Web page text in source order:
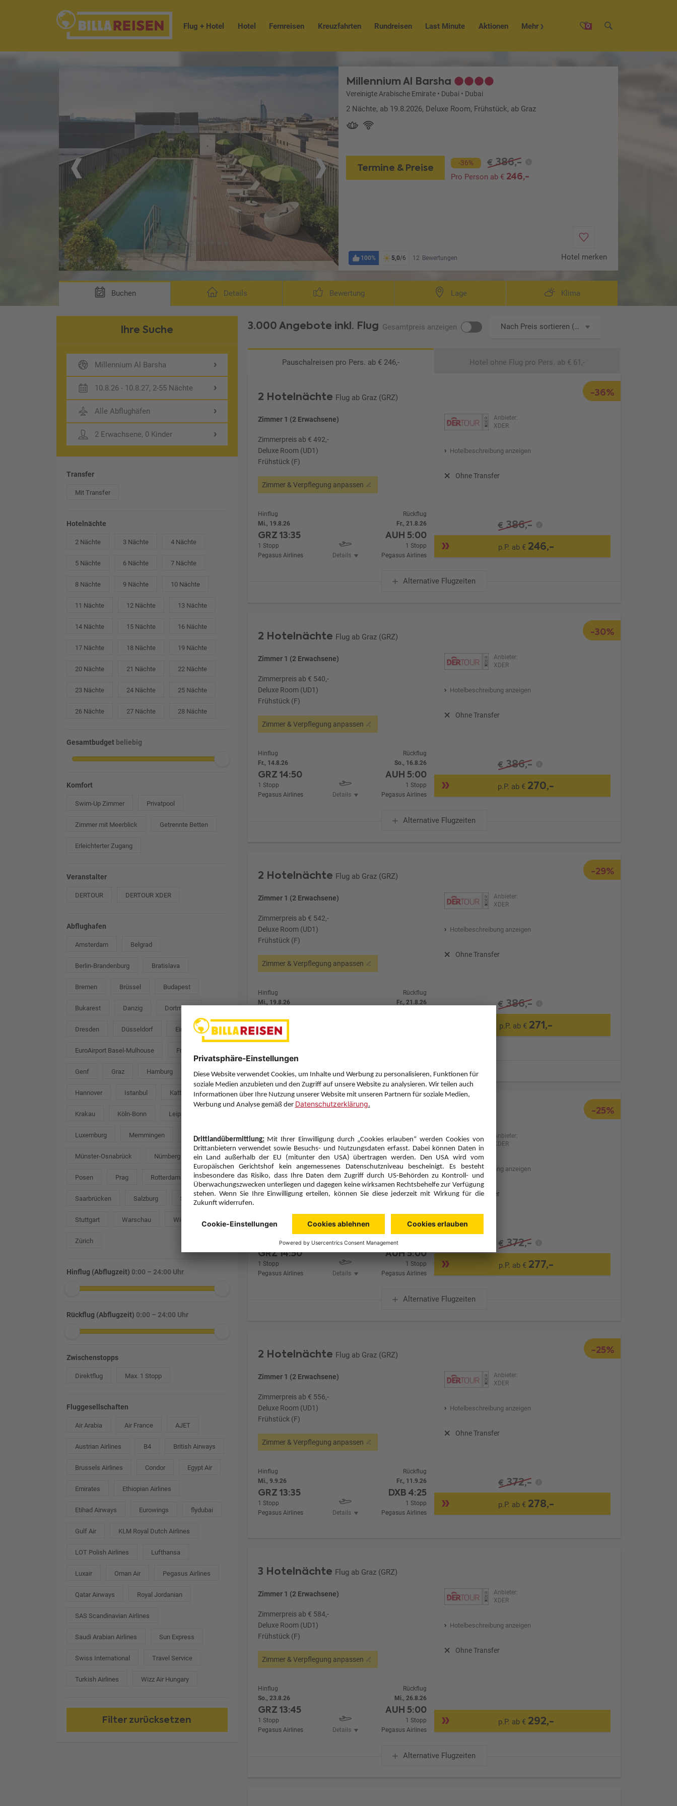
0
Flug + Hotel Hotel Fernreisen Kreuzfahrten Rundreisen Last Minute Aktionen Mehr
Millennium Al Barsha
Vereinigte Arabische Emirate • Dubai • Dubai
2 Nächte, ab 19.8.2026, Deluxe Room, Frühstück, ab Graz
Termine & Preise -36% € 386,-
Pro Person ab €246,-
100% 5,0/6 12 Bewertungen Hotel merken
Buchen Details Bewertung Lage Klima
Ihre Suche
Millennium Al Barsha
10.8.26 - 10.8.27, 2-55 Nächte
Alle Abflughäfen
2 Erwachsene, 0 Kinder
Transfer
Mit Transfer
Hotelnächte
2 Nächte 3 Nächte 4 Nächte
5 Nächte 6 Nächte 7 Nächte
8 Nächte 9 Nächte 10 Nächte
11 Nächte 12 Nächte 13 Nächte
14 Nächte 15 Nächte 16 Nächte
17 Nächte 18 Nächte 19 Nächte
20 Nächte 21 Nächte 22 Nächte
23 Nächte 24 Nächte 25 Nächte
26 Nächte 27 Nächte 28 Nächte
Gesamtbudget beliebig
Komfort
Swim-Up Zimmer Privatpool
Zimmer mit Meerblick Getrennte Betten
Erleichterter Zugang
Veranstalter
DERTOUR DERTOUR XDER
Abflughafen
Amsterdam Belgrad
Berlin-Brandenburg Bratislava
Bremen Brüssel Budapest
Bukarest Danzig Dortmund
Dresden Düsseldorf Eindhoven
EuroAirport Basel-Mulhouse Frankfurt
Genf Graz Hamburg
Hannover Istanbul Kattowitz
Krakau Köln-Bonn Leipzig
Luxemburg Memmingen München
Münster-Osnabrück Nürnberg
Posen Prag Rotterdam
Saarbrücken Salzburg Sofia
Stuttgart Warschau Wien
Zürich
Hinflug (Abflugzeit) 0:00 – 24:00 Uhr
Rückflug (Abflugzeit) 0:00 – 24:00 Uhr
Zwischenstopps
Direktflug Max. 1 Stopp
Fluggesellschaften
Air Arabia Air France AJET
Austrian Airlines B4 British Airways
Brussels Airlines Condor Egypt Air
Emirates Ethiopian Airlines
Etihad Airways Eurowings flydubai
Gulf Air KLM Royal Dutch Airlines
LOT Polish Airlines Lufthansa
Luxair Oman Air Pegasus Airlines
Qatar Airways Royal Jordanian
SAS Scandinavian Airlines
Saudi Arabian Airlines Sun Express
Swiss International Travel Service
Turkish Airlines Wizz Air Hungary
Filter zurücksetzen
3.000 Angebote inkl. Flug Gesamtpreis anzeigen Nach Preis sortieren (aufsteigend)
Pauschalreisen pro Pers. ab € 246,- Hotel ohne Flug pro Pers. ab € 61,-
-36%
2 Hotelnächte Flug ab Graz (GRZ)
Zimmer 1 (2 Erwachsene)
Zimmerpreis ab € 492,-
Deluxe Room (UD1)
Frühstück (F)
Zimmer & Verpflegung anpassen
Anbieter:
XDER
Hotelbeschreibung anzeigen
Ohne Transfer
Hinflug
Mi., 19.8.26
GRZ13:35
1 Stopp
Pegasus Airlines
Details
Rückflug
Fr., 21.8.26
AUH5:00
1 Stopp
Pegasus Airlines
€ 386,-
p.P. ab € 246,-
Alternative Flugzeiten
-30%
2 Hotelnächte Flug ab Graz (GRZ)
Zimmer 1 (2 Erwachsene)
Zimmerpreis ab € 540,-
Deluxe Room (UD1)
Frühstück (F)
Zimmer & Verpflegung anpassen
Anbieter:
XDER
Hotelbeschreibung anzeigen
Ohne Transfer
Hinflug
Fr., 14.8.26
GRZ14:50
1 Stopp
Pegasus Airlines
Details
Rückflug
So., 16.8.26
AUH5:00
1 Stopp
Pegasus Airlines
€ 386,-
p.P. ab € 270,-
Alternative Flugzeiten
-29%
2 Hotelnächte Flug ab Graz (GRZ)
Zimmer 1 (2 Erwachsene)
Zimmerpreis ab € 542,-
Deluxe Room (UD1)
Frühstück (F)
Zimmer & Verpflegung anpassen
Anbieter:
XDER
Hotelbeschreibung anzeigen
Ohne Transfer
Hinflug
Mi., 19.8.26
1 Stopp
Pegasus Airlines
Rückflug
Fr., 21.8.26
€ 386,-
p.P. ab € 271,-
-25%
Zimmer 1 (2 Erwachsene)
Zimmerpreis ab € 554,-
Deluxe Room (UD1)
Frühstück (F)
Anbieter:
XDER
Hotelbeschreibung anzeigen
Ohne Transfer
Fr., 11.9.26
GRZ14:50
1 Stopp
Pegasus Airlines
Details
So., 13.9.26
AUH5:00
1 Stopp
Pegasus Airlines
€ 372,-
p.P. ab € 277,-
Alternative Flugzeiten
-25%
2 Hotelnächte Flug ab Graz (GRZ)
Zimmer 1 (2 Erwachsene)
Zimmerpreis ab € 556,-
Deluxe Room (UD1)
Frühstück (F)
Zimmer & Verpflegung anpassen
Anbieter:
XDER
Hotelbeschreibung anzeigen
Ohne Transfer
Hinflug
Mi., 9.9.26
GRZ13:35
1 Stopp
Pegasus Airlines
Details
Rückflug
Fr., 11.9.26
DXB4:25
1 Stopp
Pegasus Airlines
€ 372,-
p.P. ab € 278,-
3 Hotelnächte Flug ab Graz (GRZ)
Zimmer 1 (2 Erwachsene)
Zimmerpreis ab € 584,-
Deluxe Room (UD1)
Frühstück (F)
Zimmer & Verpflegung anpassen
Anbieter:
XDER
Hotelbeschreibung anzeigen
Ohne Transfer
Hinflug
So., 23.8.26
GRZ13:45
1 Stopp
Pegasus Airlines
Details
Rückflug
Mi., 26.8.26
AUH5:00
1 Stopp
Pegasus Airlines
p.P. ab € 292,-
Alternative Flugzeiten